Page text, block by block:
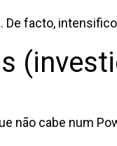
De facto,
não cabe num